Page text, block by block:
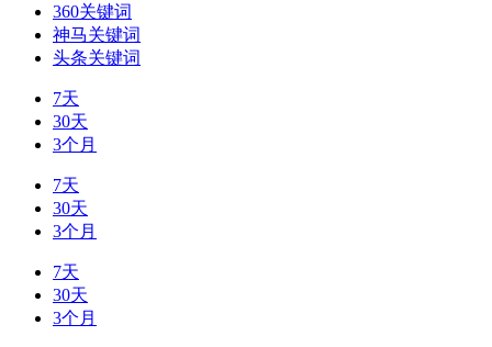
360关键词
神马关键词
头条关键词
7天
30天
3个月
7天
30天
3个月
7天
30天
3个月